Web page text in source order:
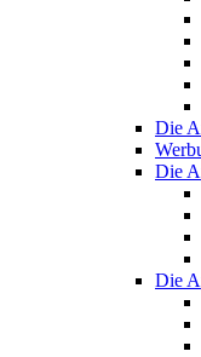
Die
Die
Die